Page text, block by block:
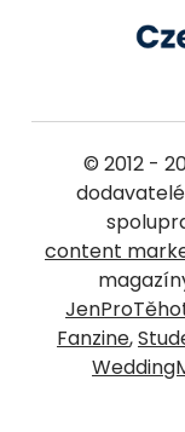
© 2012 -
content
Fanzine,